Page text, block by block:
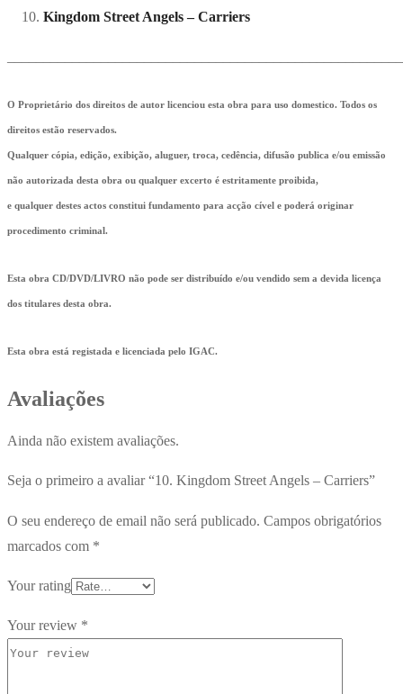
Kingdom Street Angels – Carriers
O Proprietário dos direitos de autor licenciou esta obra para uso domestico. Todos os
direitos estão reservados.
Qualquer cópia, edição, exibição, aluguer, troca, cedência, difusão publica e/ou emissão
não autorizada desta obra ou qualquer excerto é estritamente proibida,
e qualquer destes actos constitui fundamento para acção cível e poderá originar
procedimento criminal.
Esta obra CD/DVD/LIVRO não pode ser distribuído e/ou vendido sem a devida licença
dos titulares desta obra.
Esta obra está registada e licenciada pelo IGAC.
Avaliações
Ainda não existem avaliações.
Seja o primeiro a avaliar “10. Kingdom Street Angels – Carriers”
O seu endereço de email não será publicado. Campos obrigatórios
marcados com *
Your rating
Your review *